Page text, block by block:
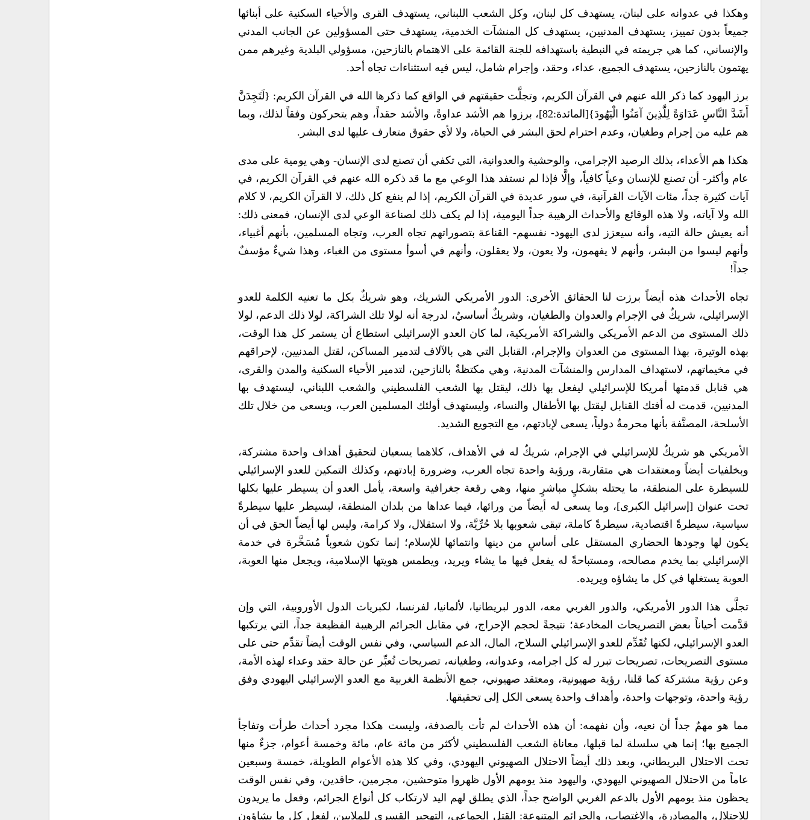
وهكذا في عدوانه على لبنان، يستهدف كل لبنان، وكل الشعب اللبناني، يستهدف القرى والأحياء السكنية على أبنائها
جميعاً بدون تمييز، يستهدف المدنيين، يستهدف كل المنشآت الخدمية، يستهدف حتى المسؤولين عن الجانب المدني
والإنساني، كما هي جريمته في النبطية باستهدافه للجنة القائمة على الاهتمام بالنازحين، مسؤولي البلدية وغيرهم ممن
يهتمون بالنازحين، يستهدف الجميع، عداء، وحقد، وإجرام شامل، ليس فيه استثناءات تجاه أحد.
برز اليهود كما ذكر الله عنهم في القرآن الكريم، وتجلَّت حقيقتهم في الواقع كما ذكرها الله في القرآن الكريم: {لَتَجِدَنَّ
أَشَدَّ النَّاسِ عَدَاوَةً لِلَّذِينَ آمَنُوا الْيَهُودَ}[المائدة:82]، برزوا هم الأشد عداوةً، والأشد حقداً، وهم يتحركون وفقاً لذلك، وبما
هم عليه من إجرام وطغيان، وعدم احترام لحق البشر في الحياة، ولا لأي حقوق متعارف عليها لدى البشر.
هكذا هم الأعداء، بذلك الرصيد الإجرامي، والوحشية والعدوانية، التي تكفي أن تصنع لدى الإنسان- وهي يومية على مدى
عام وأكثر- أن تصنع للإنسان وعياً كافياً، وإلَّا فإذا لم نستفد هذا الوعي مع ما قد ذكره الله عنهم في القرآن الكريم، في
آيات كثيرة جداً، مئات الآيات القرآنية، في سور عديدة في القرآن الكريم، إذا لم ينفع كل ذلك، لا القرآن الكريم، لا كلام
الله ولا آياته، ولا هذه الوقائع والأحداث الرهيبة جداً اليومية، إذا لم يكف ذلك لصناعة الوعي لدى الإنسان، فمعنى ذلك:
أنه يعيش حالة التيه، وأنه سيعزز لدى اليهود- نفسهم- القناعة بتصوراتهم تجاه العرب، وتجاه المسلمين، بأنهم أغبياء،
وأنهم ليسوا من البشر، وأنهم لا يفهمون، ولا يعون، ولا يعقلون، وأنهم في أسوأ مستوى من الغباء، وهذا شيءٌ مؤسفٌ
جداً!
تجاه الأحداث هذه أيضاً برزت لنا الحقائق الأخرى: الدور الأمريكي الشريك، وهو شريكٌ بكل ما تعنيه الكلمة للعدو
الإسرائيلي، شريكٌ في الإجرام والعدوان والطغيان، وشريكٌ أساسيٌ، لدرجة أنه لولا تلك الشراكة، لولا ذلك الدعم، لولا
ذلك المستوى من الدعم الأمريكي والشراكة الأمريكية، لما كان العدو الإسرائيلي استطاع أن يستمر كل هذا الوقت،
بهذه الوتيرة، بهذا المستوى من العدوان والإجرام، القنابل التي هي بالآلاف لتدمير المساكن، لقتل المدنيين، لإحراقهم
في مخيماتهم، لاستهداف المدارس والمنشآت المدنية، وهي مكتظةٌ بالنازحين، لتدمير الأحياء السكنية والمدن والقرى،
هي قنابل قدمتها أمريكا للإسرائيلي ليفعل بها ذلك، ليقتل بها الشعب الفلسطيني والشعب اللبناني، ليستهدف بها
المدنيين، قدمت له أفتك القنابل ليقتل بها الأطفال والنساء، وليستهدف أولئك المسلمين العرب، ويسعى من خلال تلك
الأسلحة، المصنَّفة بأنها محرمةٌ دولياً، يسعى لإبادتهم، مع التجويع الشديد.
الأمريكي هو شريكٌ للإسرائيلي في الإجرام، شريكٌ له في الأهداف، كلاهما يسعيان لتحقيق أهداف واحدة مشتركة،
وبخلفيات أيضاً ومعتقدات هي متقاربة، ورؤية واحدة تجاه العرب، وضرورة إبادتهم، وكذلك التمكين للعدو الإسرائيلي
للسيطرة على المنطقة، ما يحتله بشكلٍ مباشرٍ منها، وهي رقعة جغرافية واسعة، يأمل العدو أن يسيطر عليها بكلها
تحت عنوان [إسرائيل الكبرى]، وما يسعى له أيضاً من ورائها، فيما عداها من بلدان المنطقة، ليسيطر عليها سيطرةً
سياسية، سيطرةً اقتصادية، سيطرةً كاملة، تبقى شعوبها بلا حُرِّيَّة، ولا استقلال، ولا كرامة، وليس لها أيضاً الحق في أن
يكون لها وجودها الحضاري المستقل على أساسٍ من دينها وانتمائها للإسلام؛ إنما تكون شعوباً مُسَخَّرة في خدمة
الإسرائيلي بما يخدم مصالحه، ومستباحةً له يفعل فيها ما يشاء ويريد، ويطمس هويتها الإسلامية، ويجعل منها العوبة،
العوبة يستغلها في كل ما يشاؤه ويريده.
تجلَّى هذا الدور الأمريكي، والدور الغربي معه، الدور لبريطانيا، لألمانيا، لفرنسا، لكبريات الدول الأوروبية، التي وإن
قدَّمت أحياناً بعض التصريحات المخادعة؛ نتيجةً لحجم الإحراج، في مقابل الجرائم الرهيبة الفظيعة جداً، التي يرتكبها
العدو الإسرائيلي، لكنها تُقَدِّم للعدو الإسرائيلي السلاح، المال، الدعم السياسي، وفي نفس الوقت أيضاً تقدِّم حتى على
مستوى التصريحات، تصريحات تبرر له كل اجرامه، وعدوانه، وطغيانه، تصريحات تُعبِّر عن حالة حقد وعداء لهذه الأمة،
وعن رؤية مشتركة كما قلنا، رؤية صهيونية، ومعتقد صهيوني، جمع الأنظمة الغربية مع العدو الإسرائيلي اليهودي وفق
رؤية واحدة، وتوجهات واحدة، وأهداف واحدة يسعى الكل إلى تحقيقها.
مما هو مهمٌ جداً أن نعيه، وأن نفهمه: أن هذه الأحداث لم تأت بالصدفة، وليست هكذا مجرد أحداث طرأت وتفاجأ
الجميع بها؛ إنما هي سلسلة لما قبلها، معاناة الشعب الفلسطيني لأكثر من مائة عام، مائة وخمسة أعوام، جزءٌ منها
تحت الاحتلال البريطاني، وبعد ذلك أيضاً الاحتلال الصهيوني اليهودي، وفي كلا هذه الأعوام الطويلة، خمسة وسبعين
عاماً من الاحتلال الصهيوني اليهودي، واليهود منذ يومهم الأول ظهروا متوحشين، مجرمين، حاقدين، وفي نفس الوقت
يحظون منذ يومهم الأول بالدعم الغربي الواضح جداً، الذي يطلق لهم اليد لارتكاب كل أنواع الجرائم، وفعل ما يريدون
للاحتلال، والمصادرة، والاغتصاب، والجرائم المتنوعة: القتل الجماعي، التهجير القسري للملايين، لفعل كل ما يشاؤون